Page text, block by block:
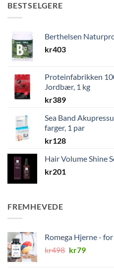
BESTSELGERE
Berthelsen
kr403
Proteinfabrikken
Jordbær, 1 kg
kr389
Sea Band
farger, 1 par
kr128
Hair Volume Shine
kr201
FREMHEVEDE
Romega Hjerne -
kr498 Opprinnelig
kr79